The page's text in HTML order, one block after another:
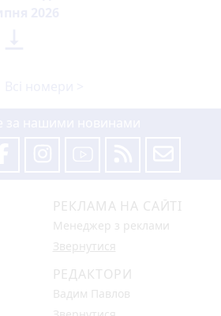
РЕКЛАМА НА САЙТІ
Менеджер з реклами
Звернутися
РЕДАКТОРИ
Вадим Павлов